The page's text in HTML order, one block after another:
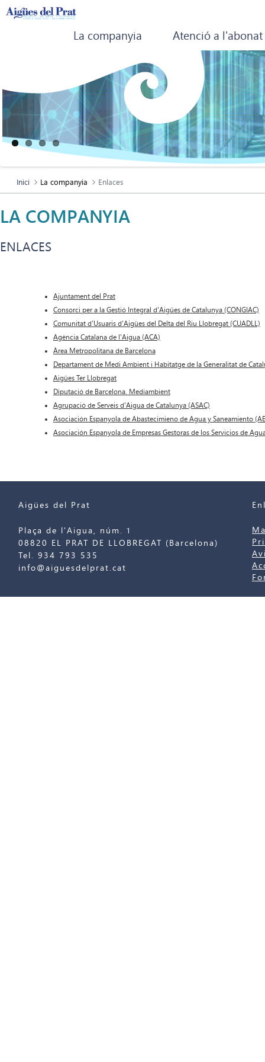
La companyia Atenció a l'abonat
Inici La companyia Enlaces
LA COMPANYIA
ENLACES
Ajuntament del Prat
Consorci per a la Gestió Integral d'Aigües de Catalunya (CONGIAC)
Comunitat d'Usuaris d'Aigües del Delta del Riu Llobregat (CUADLL)
Agència Catalana de l'Aigua (ACA)
Àrea Metropolitana de Barcelona
Departament de Medi Ambient i Habitatge de la Generalitat de
Aigües Ter Llobregat
Diputació de Barcelona. Mediambient
Agrupació de Serveis d'Aigua de Catalunya (ASAC)
Asociación Espanyola de Abastecimieno de Agua y Saneamiento
Asociación Espanyola de Empresas Gestoras de los Servicios de
Aigües del Prat
Plaça de l'Aigua, núm. 1
08820 EL PRAT DE LLOBREGAT (Barcelona)
Tel. 934 793 535
info@aiguesdelprat.cat